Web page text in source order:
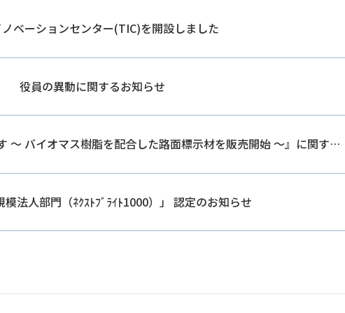
ベーションセンター(TIC)を開設しました
役員の異動に関するお知らせ
〜 バイオマス樹脂を配合した路面標示材を販売開始 ～』に関する
模法人部門（ﾈｸｽﾄﾌﾞﾗｲﾄ1000）」 認定のお知らせ